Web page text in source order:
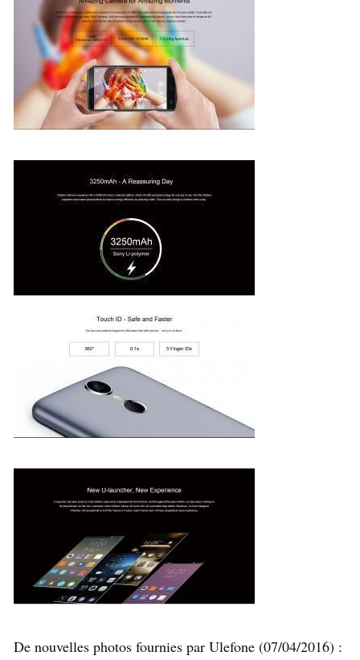
De nouvelles photos fournies par Ulefone (07/04/2016) :